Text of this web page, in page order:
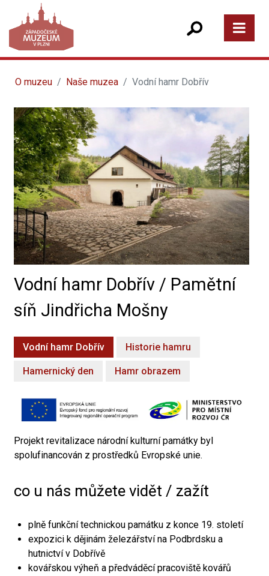
O muzeu Naše muzea Vodní hamr Dobřív
Vodní hamr Dobřív / Pamětní
síň Jindřicha Mošny
Vodní hamr Dobřív Historie hamru
Hamernický den Hamr obrazem
Projekt revitalizace národní kulturní památky byl
spolufinancován z prostředků Evropské unie.
co u nás můžete vidět / zažít
plně funkční technickou památku z konce 19. století
expozici k dějinám železářství na Podbrdsku a
hutnictví v Dobřívě
kovářskou výheň a předváděcí pracoviště kovářů